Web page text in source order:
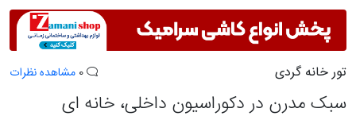
تور خانه گردی مشاهده نظرات
سبک مدرن در دکوراسیون داخلی، خانه ای